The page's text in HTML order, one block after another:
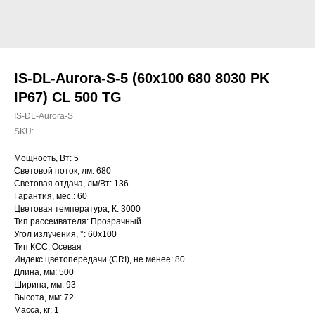
IS-DL-Aurora-S-5 (60x100 680 8030 PK
IP67) CL 500 TG
IS-DL-Aurora-S
SKU:
Мощность, Вт: 5
Световой поток, лм: 680
Световая отдача, лм/Вт: 136
Гарантия, мес.: 60
Цветовая температура, К: 3000
Тип рассеивателя: Прозрачный
Угол излучения, °: 60х100
Тип КСС: Осевая
Индекс цветопередачи (CRI), не менее: 80
Длина, мм: 500
Ширина, мм: 93
Высота, мм: 72
Масса, кг: 1